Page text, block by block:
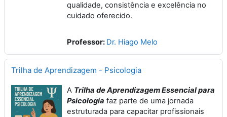
qualidade, consistência e excelência no
cuidado oferecido.
Professor: Dr. Hiago Melo
Trilha de Aprendizagem - Psicologia
A Trilha de Aprendizagem Essencial para
Psicologia faz parte de uma jornada
estruturada para capacitar profissionais